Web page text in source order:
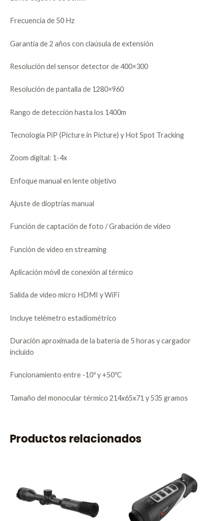
Frecuencia de 50 Hz
Garantía de 2 años con claúsula de extensión
Resolución del sensor detector de 400×300
Resolución de pantalla de 1280×960
Rango de detección hasta los 1400m
Tecnología PiP (Picture in Picture) y Hot Spot Tracking
Zoom digital: 1-4x
Enfoque manual en lente objetivo
Ajuste de dioptrías manual
Función de captación de foto / Grabación de vídeo
Función de vídeo en streaming
Aplicación móvil de conexión al térmico
Salida de vídeo micro HDMI y WiFi
Incluye telémetro estadiométrico
Duración aproximada de la batería de 5 horas y cargador
incluido
Funcionamiento entre -10º y +50ºC
Tamaño del monocular térmico 214x65x71 y 535 gramos
Productos relacionados